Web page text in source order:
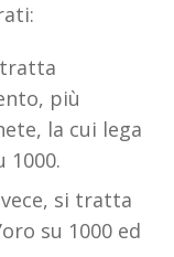
tratta
più
la cui lega
1000.
si tratta
su 1000 ed